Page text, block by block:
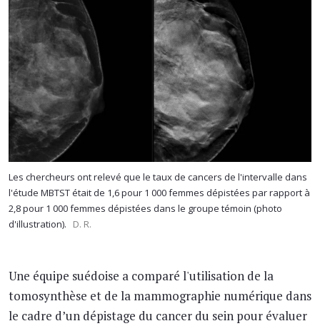
Les chercheurs ont relevé que le taux de cancers de l'intervalle dans
l'étude MBTST était de 1,6 pour 1 000 femmes dépistées par rapport à
2,8 pour 1 000 femmes dépistées dans le groupe témoin (photo
d'illustration).
D. R.
Une équipe suédoise a comparé l'utilisation de la
tomosynthèse et de la mammographie numérique dans
le cadre d’un dépistage du cancer du sein pour évaluer